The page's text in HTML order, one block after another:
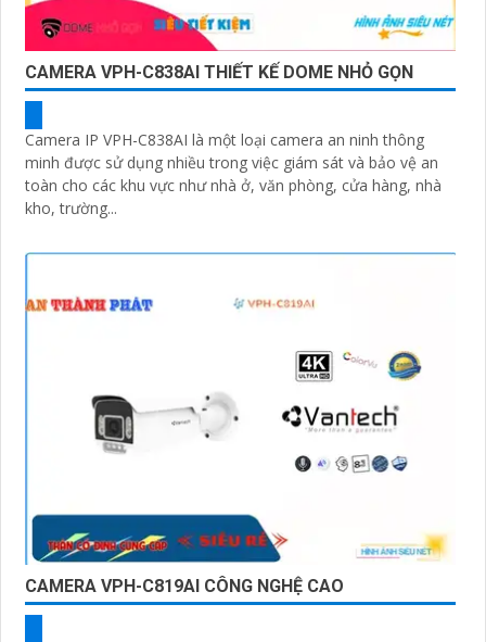
CAMERA VPH-C838AI THIẾT KẾ DOME NHỎ GỌN
Camera IP VPH-C838AI là một loại camera an ninh thông
minh được sử dụng nhiều trong việc giám sát và bảo vệ an
toàn cho các khu vực như nhà ở, văn phòng, cửa hàng, nhà
kho, trường...
CAMERA VPH-C819AI CÔNG NGHỆ CAO